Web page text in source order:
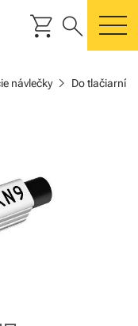
shopping_cart search
návlečkychevron_right Do tlačiarní